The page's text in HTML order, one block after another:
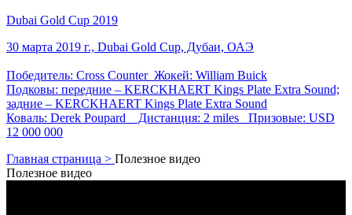
Dubai Gold Cup 2019
30 марта 2019 г., Dubai Gold Cup, Дубаи, ОАЭ
Победитель: Cross Counter Жокей: William Buick
Подковы: передние – KERCKHAERT Kings Plate Extra Sound;
задние – KERCKHAERT Kings Plate Extra Sound
Коваль: Derek Poupard Дистанция: 2 miles Призовые: USD
12 000 000
Главная страница > Полезное видео
Полезное видео